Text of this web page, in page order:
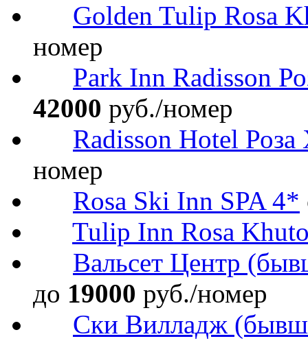
Golden Tulip Rosa
номер
Park Inn Radisson
42000 руб./номер
Radisson Hotel Роза
номер
Rosa Ski Inn SPA 4*
Tulip Inn Rosa
Вальсет Центр
до 19000 руб./номер
Ски Вилладж